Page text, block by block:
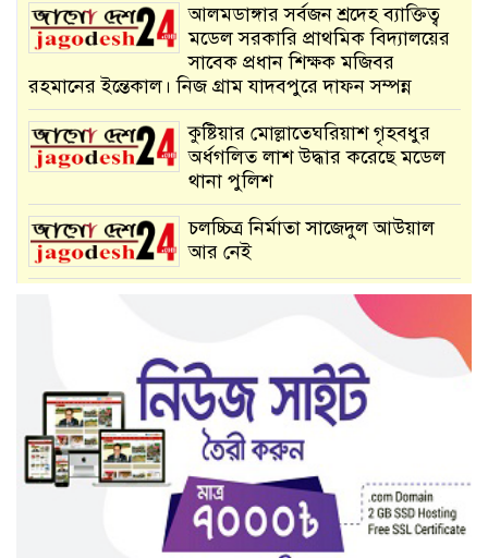
আলমডাঙ্গার সর্বজন শ্রদেহ ব‍্যাক্তিত্ব
মডেল সরকারি প্রাথমিক বিদ্যালয়ের
সাবেক প্রধান শিক্ষক মজিবর
রহমানের ইন্তেকাল। নিজ গ্রাম যাদবপুরে দাফন সম্পন্ন
কুষ্টিয়ার মোল্লাতেঘরিয়াশ গৃহবধুর
অর্ধগলিত লাশ উদ্ধার করেছে মডেল
থানা পুলিশ
চলচ্চিত্র নির্মাতা সাজেদুল আউয়াল
আর নেই
শতবর্ষী নারীকে ধর্ষণের অভিযোগে
বিয়ের আশ্বাস দিয়ে মাদ্রাসাছাত্রীকে
ধর্ষণ-গর্ভপাত
গৌরীপুরে স্বজন সমাবেশের উদ্যোগে
মাস্ক ও সুরক্ষাসামগ্রী বিতরণ